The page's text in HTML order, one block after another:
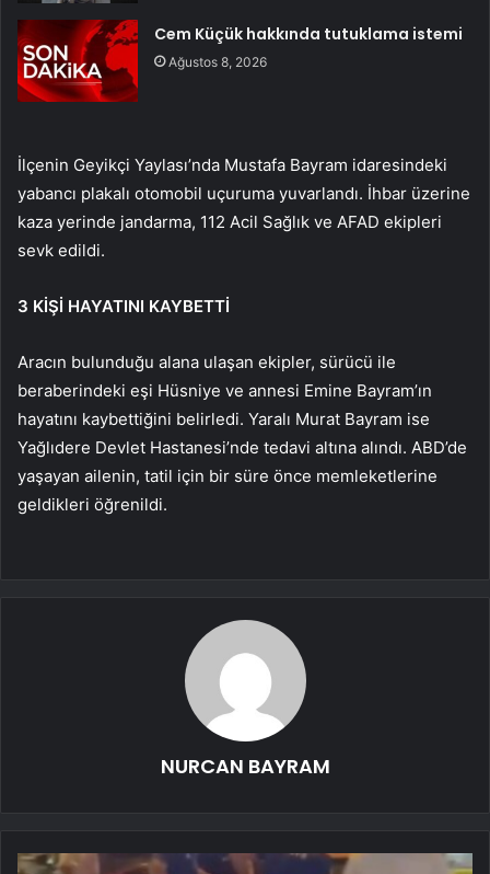
Cem Küçük hakkında tutuklama istemi
Ağustos 8, 2026
İlçenin Geyikçi Yaylası’nda Mustafa Bayram idaresindeki
yabancı plakalı otomobil uçuruma yuvarlandı. İhbar üzerine
kaza yerinde jandarma, 112 Acil Sağlık ve AFAD ekipleri
sevk edildi.
3 KİŞİ HAYATINI KAYBETTİ
Aracın bulunduğu alana ulaşan ekipler, sürücü ile
beraberindeki eşi Hüsniye ve annesi Emine Bayram’ın
hayatını kaybettiğini belirledi. Yaralı Murat Bayram ise
Yağlıdere Devlet Hastanesi’nde tedavi altına alındı. ABD’de
yaşayan ailenin, tatil için bir süre önce memleketlerine
geldikleri öğrenildi.
NURCAN BAYRAM